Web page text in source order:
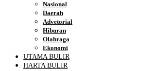
Nasional
Daerah
Advetorial
Hiburan
Olahraga
Ekonomi
UTAMA BULIR
HARTA BULIR